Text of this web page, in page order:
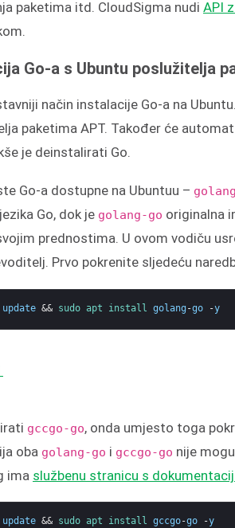
paketima itd. CloudSigma nudi API
Go-a s Ubuntu poslužitelja
način instalacije Go-a na
paketima APT. Također će
je deinstalirati Go.
Go-a dostupne na Ubuntuu –
Go, dok je golang-go originalna
prednostima. U ovom vodiču
Prvo pokrenite sljedeću
update && sudo apt install golang -go -y
gccgo-go, onda umjesto toga
oba golang-go i gccgo-go nije
ima službenu stranicu s
update && sudo apt install gccgo-go -y